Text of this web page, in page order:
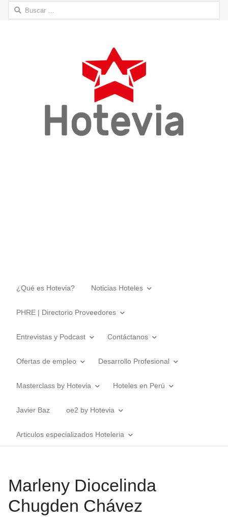
Buscar:
¿Qué es Hotevia? Noticias Hoteles
PHRE | Directorio Proveedores
Entrevistas y Podcast Contáctanos
Ofertas de empleo Desarrollo Profesional
Masterclass by Hotevia Hoteles en Perú
Javier Baz oe2 by Hotevia
Articulos especializados Hoteleria
Marleny Diocelinda
Chugden Chávez